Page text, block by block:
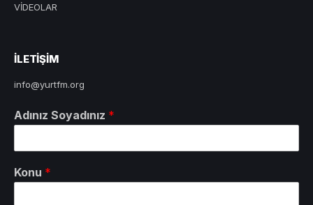
VİDEOLAR
ILETIŞIM
info@yurtfm.org
Adınız Soyadınız *
Konu *